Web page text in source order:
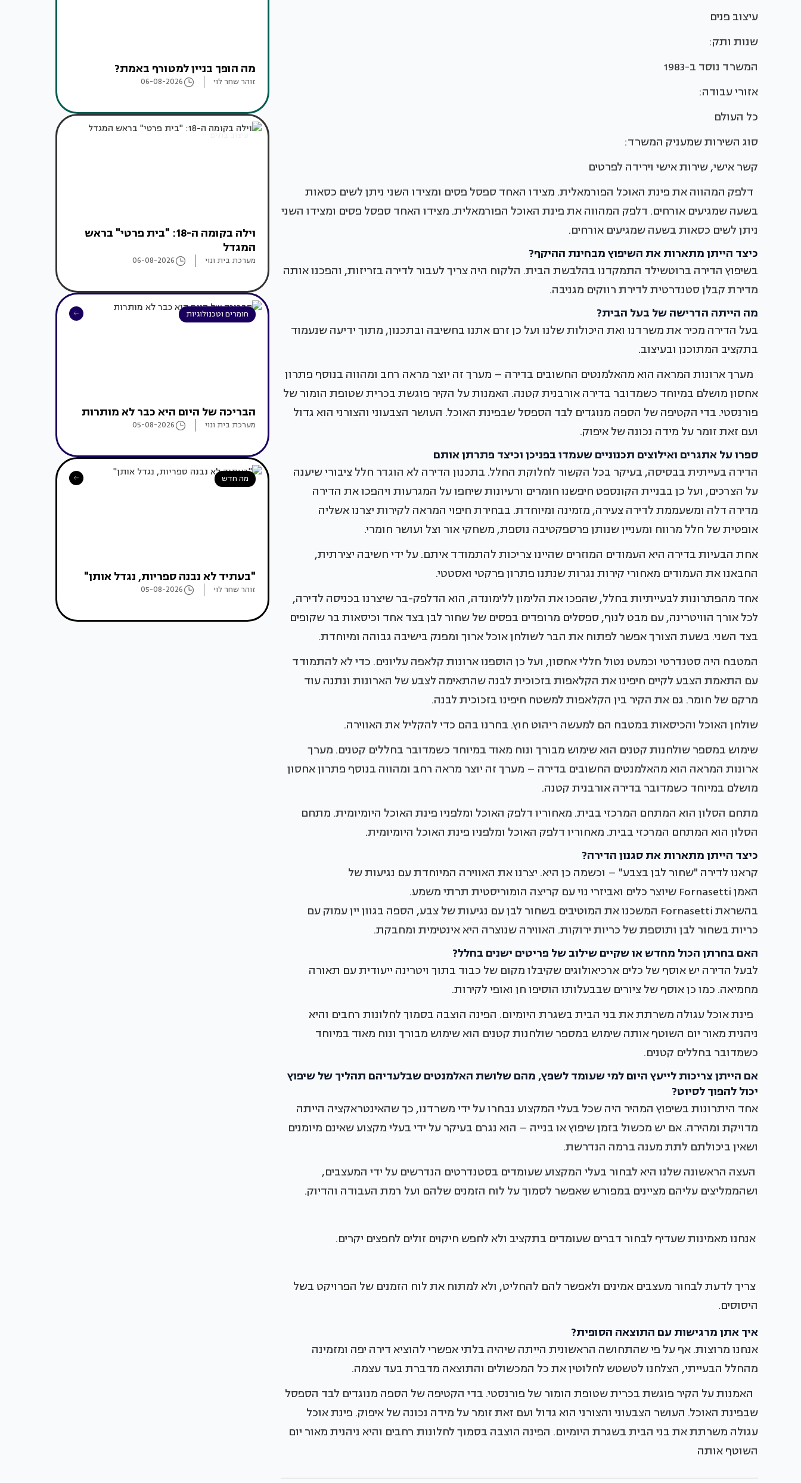
עיצוב פנים
שנות ותק:
המשרד נוסד ב-1983
אזורי עבודה:
כל העולם
סוג השירות שמעניק המשרד:
קשר אישי, שירות אישי וירידה לפרטים
דלפק המהווה את פינת האוכל הפורמאלית. מצידו האחד ספסל פסים ומצידו השני ניתן לשים כסאות
בשעה שמגיעים אורחים. דלפק המהווה את פינת האוכל הפורמאלית. מצידו האחד ספסל פסים ומצידו השני
ניתן לשים כסאות בשעה שמגיעים אורחים.
כיצד הייתן מתארות את השיפוץ מבחינת ההיקף?
בשיפוץ הדירה ברוטשילד התמקדנו בהלבשת הבית. הלקוח היה צריך לעבור לדירה בזריזות, והפכנו אותה
מדירת קבלן סטנדרטית לדירת רווקים מגניבה.
מה הייתה הדרישה של בעל הבית?
בעל הדירה מכיר את משרדנו ואת היכולות שלנו ועל כן זרם אתנו בחשיבה ובתכנון, מתוך ידיעה שנעמוד
בתקציב המתוכנן ובעיצוב.
מערך ארונות המראה הוא מהאלמנטים החשובים בדירה – מערך זה יוצר מראה רחב ומהווה בנוסף פתרון
אחסון מושלם במיוחד כשמדובר בדירה אורבנית קטנה. האמנות על הקיר פוגשת בכרית שטופת הומור של
פורנסטי. בדי הקטיפה של הספה מנוגדים לבד הספסל שבפינת האוכל. העושר הצבעוני והצורני הוא גדול
ועם זאת זומר על מידה נכונה של איפוק.
ספרו על אתגרים ואילוצים תכנוניים שעמדו בפניכן וכיצד פתרתן אותם
הדירה בעייתית בבסיסה, בעיקר בכל הקשור לחלוקת החלל. בתכנון הדירה לא הוגדר חלל ציבורי שיענה
על הצרכים, ועל כן בבניית הקונספט חיפשנו חומרים ורעיונות שיחפו על המגרעות ויהפכו את הדירה
מדירה דלה ומשעממת לדירה צעירה, מזמינה ומיוחדת. בבחירת חיפוי המראה לקירות יצרנו אשליה
אופטית של חלל מרווח ומעניין שנותן פרספקטיבה נוספת, משחקי אור וצל ועושר חומרי.
אחת הבעיות בדירה היא העמודים המוזרים שהיינו צריכות להתמודד איתם. על ידי חשיבה יצירתית,
החבאנו את העמודים מאחורי קירות נגרות שנתנו פתרון פרקטי ואסטטי.
אחד מהפתרונות לבעייתיות בחלל, שהפכו את הלימון ללימונדה, הוא הדלפק-בר שיצרנו בכניסה לדירה,
לכל אורך הוויטרינה, עם מבט לנוף, ספסלים מרופדים בפסים של שחור לבן בצד אחד וכיסאות בר שקופים
בצד השני. בשעת הצורך אפשר לפתוח את הבר לשולחן אוכל ארוך ומפנק בישיבה גבוהה ומיוחדת.
המטבח היה סטנדרטי וכמעט נטול חללי אחסון, ועל כן הוספנו ארונות קלאפה עליונים. כדי לא להתמודד
עם התאמת הצבע לקיים חיפינו את הקלאפות בזכוכית לבנה שהתאימה לצבע של הארונות ונתנה עוד
מרקם של חומר. גם את הקיר בין הקלאפות למשטח חיפינו בזכוכית לבנה.
שולחן האוכל והכיסאות במטבח הם למעשה ריהוט חוץ. בחרנו בהם כדי להקליל את האווירה.
שימוש במספר שולחנות קטנים הוא שימוש מבורך ונוח מאוד במיוחד כשמדובר בחללים קטנים. מערך
ארונות המראה הוא מהאלמנטים החשובים בדירה – מערך זה יוצר מראה רחב ומהווה בנוסף פתרון אחסון
מושלם במיוחד כשמדובר בדירה אורבנית קטנה.
מתחם הסלון הוא המתחם המרכזי בבית. מאחוריו דלפק האוכל ומלפניו פינת האוכל היומיומית. מתחם
הסלון הוא המתחם המרכזי בבית. מאחוריו דלפק האוכל ומלפניו פינת האוכל היומיומית.
כיצד הייתן מתארות את סגנון הדירה?
קראנו לדירה "שחור לבן בצבע" – וכשמה כן היא. יצרנו את האווירה המיוחדת עם נגיעות של
האמן Fornasetti שיוצר כלים ואביזרי נוי עם קריצה הומוריסטית תרתי משמע.
בהשראת Fornasetti המשכנו את המוטיבים בשחור לבן עם נגיעות של צבע, הספה בגוון יין עמוק עם
כריות בשחור לבן ותוספת של כריות ירוקות. האווירה שנוצרה היא אינטימית ומחבקת.
האם בחרתן הכול מחדש או שקיים שילוב של פריטים ישנים בחלל?
לבעל הדירה יש אוסף של כלים ארכיאולוגים שקיבלו מקום של כבוד בתוך ויטרינה ייעודית עם תאורה
מחמיאה. כמו כן אוסף של ציורים שבבעלותו הוסיפו חן ואופי לקירות.
פינת אוכל עגולה משרתת את בני הבית בשגרת היומיום. הפינה הוצבה בסמוך לחלונות רחבים והיא
ניהנית מאור יום השוטף אותה שימוש במספר שולחנות קטנים הוא שימוש מבורך ונוח מאוד במיוחד
כשמדובר בחללים קטנים.
אם הייתן צריכות לייעץ היום למי שעומד לשפץ, מהם שלושת האלמנטים שבלעדיהם תהליך של שיפוץ
יכול להפוך לסיוט?
אחד היתרונות בשיפוץ המהיר היה שכל בעלי המקצוע נבחרו על ידי משרדנו, כך שהאינטראקציה הייתה
מדויקת ומהירה. אם יש מכשול בזמן שיפוץ או בנייה – הוא נגרם בעיקר על ידי בעלי מקצוע שאינם מיומנים
ושאין ביכולתם לתת מענה ברמה הנדרשת.
העצה הראשונה שלנו היא לבחור בעלי המקצוע שעומדים בסטנדרטים הנדרשים על ידי המעצבים,
ושהממליצים עליהם מציינים במפורש שאפשר לסמוך על לוח הזמנים שלהם ועל רמת העבודה והדיוק.
אנחנו מאמינות שעדיף לבחור דברים שעומדים בתקציב ולא לחפש חיקוים זולים לחפצים יקרים.
צריך לדעת לבחור מעצבים אמינים ולאפשר להם להחליט, ולא למתוח את לוח הזמנים של הפרויקט בשל
היסוסים.
איך אתן מרגישות עם התוצאה הסופית?
אנחנו מרוצות. אף על פי שהתחושה הראשונית הייתה שיהיה בלתי אפשרי להוציא דירה יפה ומזמינה
מהחלל הבעייתי, הצלחנו לטשטש לחלוטין את כל המכשולים והתוצאה מדברת בעד עצמה.
האמנות על הקיר פוגשת בכרית שטופת הומור של פורנסטי. בדי הקטיפה של הספה מנוגדים לבד הספסל
שבפינת האוכל. העושר הצבעוני והצורני הוא גדול ועם זאת זומר על מידה נכונה של איפוק. פינת אוכל
עגולה משרתת את בני הבית בשגרת היומיום. הפינה הוצבה בסמוך לחלונות רחבים והיא ניהנית מאור יום
השוטף אותה
מה הופך בניין למטורף באמת?
זוהר שחר לוי 06-08-2026
עיצוב בתים
וילה בקומה ה-18: "בית פרטי" בראש
המגדל
מערכת בית ונוי 06-08-2026
חומרים וטכנולוגיות
הבריכה של היום היא כבר לא מותרות
מערכת בית ונוי 05-08-2026
מה חדש
"בעתיד לא נבנה ספריות, נגדל אותן"
זוהר שחר לוי 05-08-2026